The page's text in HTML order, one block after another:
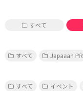
すべて
すべて
Japaaan PR
すべて
イベント